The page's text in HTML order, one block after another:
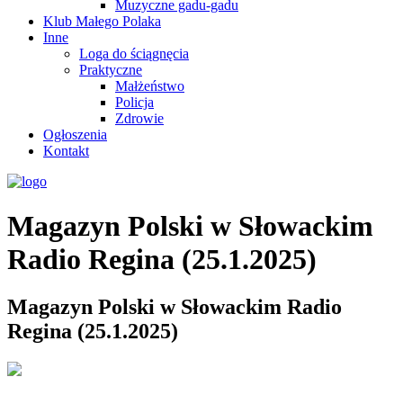
Muzyczne gadu-gadu
Klub Małego Polaka
Inne
Loga do ściągnęcia
Praktyczne
Małżeństwo
Policja
Zdrowie
Ogłoszenia
Kontakt
Magazyn Polski w Słowackim
Radio Regina (25.1.2025)
Magazyn Polski w Słowackim Radio
Regina (25.1.2025)